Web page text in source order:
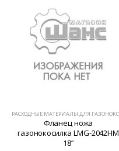
Фланец ножа
газонокосилка LMG-2042HM
18″